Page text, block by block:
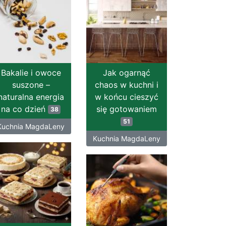
Bakalie i owoce
suszone –
energia
na co dzień
38
MagdaLeny
Jak ogarnąć
chaos w kuchni i
w końcu cieszyć
się gotowaniem
51
Kuchnia MagdaLeny